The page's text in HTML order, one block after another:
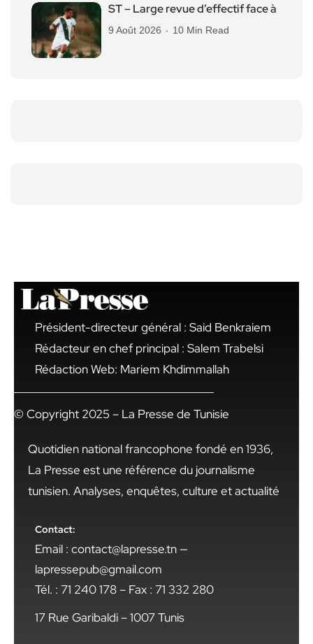
ST – Large revue d’effectif face à
9 Août 2026 10 Min Read
Président-directeur général : Said Benkraiem
Rédacteur en chef principal : Salem Trabelsi
Rédaction Web: Mariem Khdimmallah
© Copyright 2025 – La Presse de Tunisie
Quotidien national francophone fondé en 1936,
La Presse est une référence du journalisme
tunisien. Analyses, enquêtes, culture et actualité
Contact:
Email : contact@lapresse.tn —
lapressepub@gmail.com
Tél. : 71 240 178 – Fax : 71 332 280
17 Rue Garibaldi – 1007 Tunis